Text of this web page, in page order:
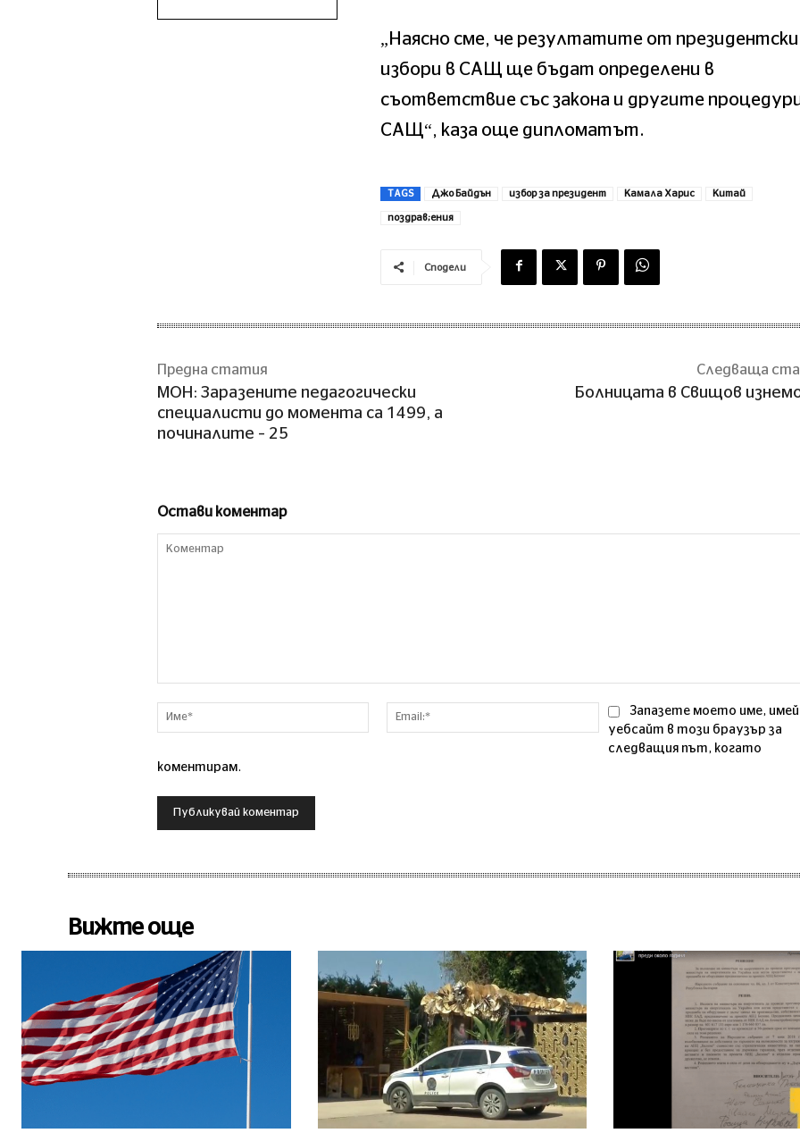
„Наясно сме, че резултатите от
избори в САЩ ще бъдат определени в
съответствие със закона и другите
САЩ“, каза още дипломатът.
TAGS Джо Байдън избор за президент Камала Харис Китай
поздрав;ения
Сподели
Предна статия
МОН: Заразените педагогически
специалисти до момента са 1499, а
починалите – 25
Следваща
Болницата в Свищов
Остави коментар
Име*
Email:*Запазете моето име,
уебсайт в този браузър за
следващия път, когато
коментирам.
Вижте още